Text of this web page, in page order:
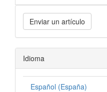
Enviar un artículo
Idioma
Español (España)